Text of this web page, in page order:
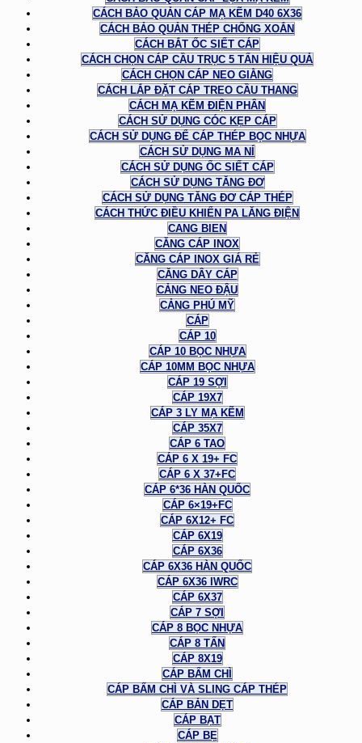
CÁCH BẢO QUẢN CÁP MẠ KẼM D40 6X36
CÁCH BẢO QUẢN THÉP CHỐNG XOẮN
CÁCH BẮT ỐC SIẾT CÁP
CÁCH CHỌN CÁP CẦU TRỤC 5 TẤN HIỆU QUẢ
CÁCH CHỌN CÁP NEO GIẰNG
CÁCH LẮP ĐẶT CÁP TREO CẦU THANG
CÁCH MẠ KẼM ĐIỆN PHÂN
CÁCH SỬ DỤNG CÓC KẸP CÁP
CÁCH SỬ DỤNG ĐỂ CÁP THÉP BỌC NHỰA
CÁCH SỬ DỤNG MA NÍ
CÁCH SỬ DỤNG ỐC SIẾT CÁP
CÁCH SỬ DỤNG TĂNG ĐƠ
CÁCH SỬ DỤNG TĂNG ĐƠ CÁP THÉP
CÁCH THỨC ĐIỀU KHIỂN PA LĂNG ĐIỆN
CANG BIEN
CĂNG CÁP INOX
CĂNG CÁP INOX GIÁ RẺ
CĂNG DÂY CÁP
CẢNG NEO ĐẬU
CẢNG PHÚ MỸ
CÁP
CÁP 10
CÁP 10 BỌC NHỰA
CÁP 10MM BỌC NHỰA
CÁP 19 SỢI
CÁP 19X7
CÁP 3 LY MẠ KẼM
CÁP 35X7
CÁP 6 TAO
CÁP 6 X 19+ FC
CÁP 6 X 37+FC
CÁP 6*36 HÀN QUỐC
CÁP 6×19+FC
CÁP 6X12+ FC
CÁP 6X19
CÁP 6X36
CÁP 6X36 HÀN QUỐC
CÁP 6X36 IWRC
CÁP 6X37
CÁP 7 SỢI
CÁP 8 BỌC NHỰA
CÁP 8 TẤN
CÁP 8X19
CÁP BẤM CHÌ
CÁP BẤM CHÌ VÀ SLING CÁP THÉP
CÁP BẢN DẸT
CÁP BẠT
CÁP BẸ